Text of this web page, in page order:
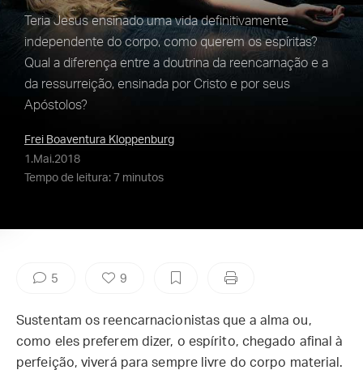
Teria Jesus ensinado uma vida definitivamente
independente do corpo, como querem os espíritas?
Qual a diferença entre a doutrina da reencarnação e a
da ressurreição, ensinada por Cristo e por seus
Apóstolos?
Frei Boaventura Kloppenburg
1.Mai.2018
Tempo de leitura: 7 minutos
5 9
Sustentam os reencarnacionistas que a alma ou,
como eles preferem dizer, o espírito, chegado afinal à
perfeição, viverá para sempre livre do corpo material.